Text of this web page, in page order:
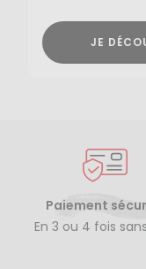
JE
Paiement
En 3 ou 4 fois